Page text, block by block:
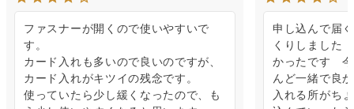
ファスナーが開くので使いやすいで
す。
カード入れも多いので良いのですが、
カード入れがキツイの残念です。
使っていたら少し緩くなったので、も
申し込んで届
くりしました
かったです　
んど一緒で良
入れる所がち